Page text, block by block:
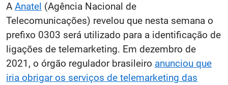
A Anatel (Agência Nacional de
Telecomunicações) revelou que nesta semana o
prefixo 0303 será utilizado para a identificação de
ligações de telemarketing. Em dezembro de
2021, o órgão regulador brasileiro anunciou que
iria obrigar os serviços de telemarketing das